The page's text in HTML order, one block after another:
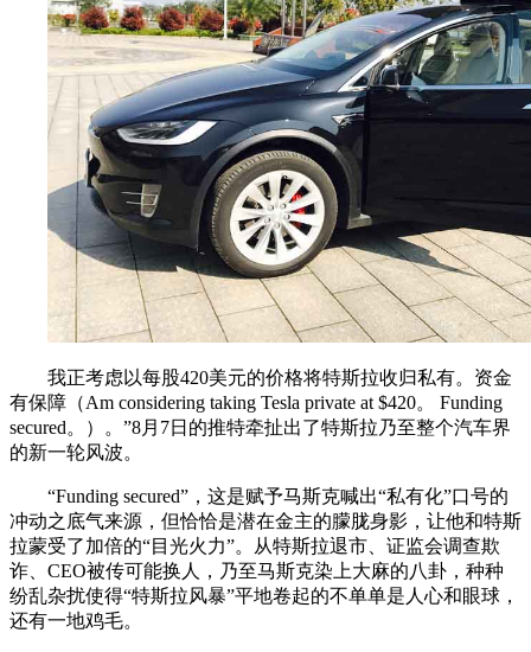
我正考虑以每股420美元的价格将特斯拉收归私有。资金
有保障（Am considering taking Tesla private at $420。 Funding
secured。）。”8月7日的推特牵扯出了特斯拉乃至整个汽车界
的新一轮风波。
“Funding secured”，这是赋予马斯克喊出“私有化”口号的
冲动之底气来源，但恰恰是潜在金主的朦胧身影，让他和特斯
拉蒙受了加倍的“目光火力”。从特斯拉退市、证监会调查欺
诈、CEO被传可能换人，乃至马斯克染上大麻的八卦，种种
纷乱杂扰使得“特斯拉风暴”平地卷起的不单单是人心和眼球，
还有一地鸡毛。